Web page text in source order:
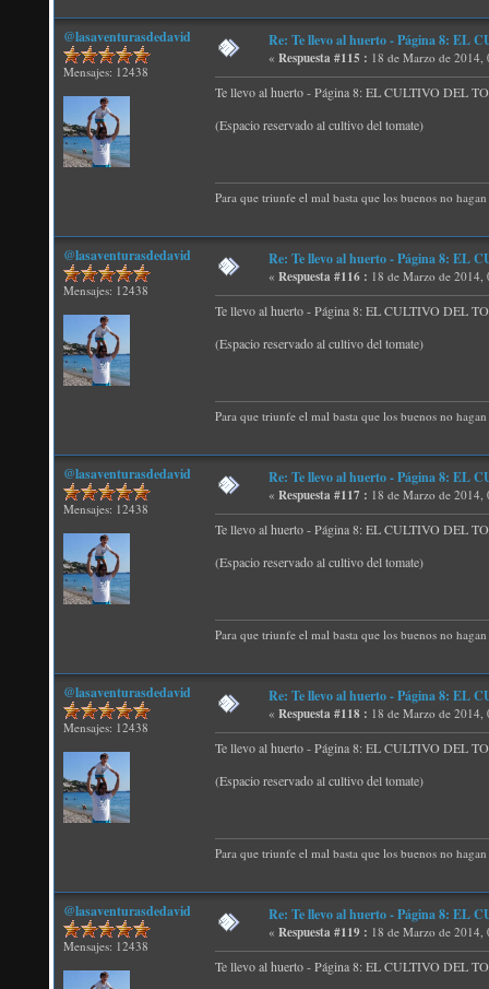
@lasaventurasdedavid
Mensajes: 12438
Re: Te llevo al huerto - Página 8: EL
« Respuesta #115 : 18 de Marzo de 2014,
Te llevo al huerto - Página 8: EL CULTIVO DEL
(Espacio reservado al cultivo del tomate)
Para que triunfe el mal basta que los buenos no
@lasaventurasdedavid
Mensajes: 12438
Re: Te llevo al huerto - Página 8: EL
« Respuesta #116 : 18 de Marzo de 2014,
Te llevo al huerto - Página 8: EL CULTIVO DEL
(Espacio reservado al cultivo del tomate)
Para que triunfe el mal basta que los buenos no
@lasaventurasdedavid
Mensajes: 12438
Re: Te llevo al huerto - Página 8: EL
« Respuesta #117 : 18 de Marzo de 2014,
Te llevo al huerto - Página 8: EL CULTIVO DEL
(Espacio reservado al cultivo del tomate)
Para que triunfe el mal basta que los buenos no
@lasaventurasdedavid
Mensajes: 12438
Re: Te llevo al huerto - Página 8: EL
« Respuesta #118 : 18 de Marzo de 2014,
Te llevo al huerto - Página 8: EL CULTIVO DEL
(Espacio reservado al cultivo del tomate)
Para que triunfe el mal basta que los buenos no
@lasaventurasdedavid
Mensajes: 12438
Re: Te llevo al huerto - Página 8: EL
« Respuesta #119 : 18 de Marzo de 2014,
Te llevo al huerto - Página 8: EL CULTIVO DEL